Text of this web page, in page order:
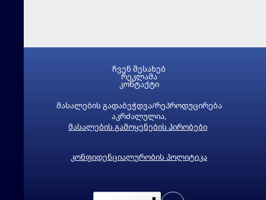
მასალების გადაბეჭდვა/რეპროდუცირება
აკრძალულია,
მასალების გამოყენების პირობები
კონფიდენციალურობის პოლიტიკა
ჩვენ შესახებ
რეკლამა
კონტაქტი